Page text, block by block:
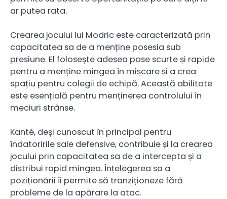
ar putea rata.
Crearea jocului lui Modric este caracterizată prin
capacitatea sa de a menține posesia sub
presiune. El folosește adesea pase scurte și rapide
pentru a menține mingea în mișcare și a crea
spațiu pentru colegii de echipă. Această abilitate
este esențială pentru menținerea controlului în
meciuri strânse.
Kanté, deși cunoscut în principal pentru
îndatoririle sale defensive, contribuie și la crearea
jocului prin capacitatea sa de a intercepta și a
distribui rapid mingea. Înțelegerea sa a
poziționării îi permite să tranziționeze fără
probleme de la apărare la atac.